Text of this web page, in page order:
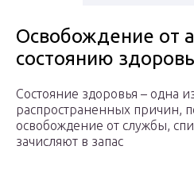
Освобождение от
состоянию
Состояние здоровья – одна
распространенных причин,
освобождение от службы,
зачисляют в запас